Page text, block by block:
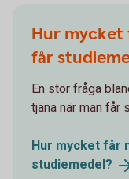
Hur mycket
får
En stor fråga
tjäna när man får
Hur mycket får
studiemedel?